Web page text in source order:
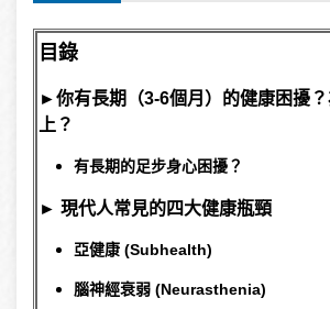
目錄
►你有長期（3-6個月）的健康困擾
上？
有長期的足步身心困擾？
► 現代人常見的四大健康瓶頸
亞健康 (Subhealth)
腦神經衰弱 (Neurasthenia)